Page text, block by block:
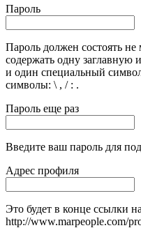
Пароль
Пароль должен состоять
содержать одну заглавную
и один специальный
символы: \ , / : .
Пароль еще раз
Введите ваш пароль для
Адрес профиля
Это будет в конце ссылки
http://www.marpeople.com/